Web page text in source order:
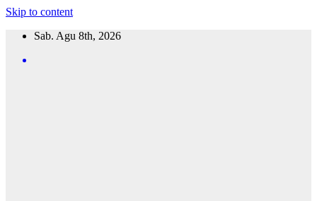
Skip to content
Sab. Agu 8th, 2026